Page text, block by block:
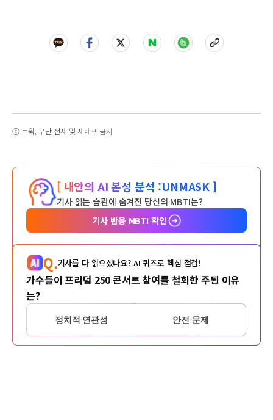
ⓒ 트윅, 무단 전재 및 재배포 금지
[ 내안의 AI 본성 분석 :UNMASK ]
기사 읽는 습관에 숨겨진 당신의 MBTI는?
기사 반응 MBTI 확인
Q.기사를 다 읽으셨나요? AI 퀴즈로 핵심 점검!
가수들이 프리덤 250 콘서트 참여를 철회한 주된 이유
는?
정치적 연관성 안전 문제